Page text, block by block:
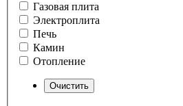
Газовая плита
Электроплита
Печь
Камин
Отопление